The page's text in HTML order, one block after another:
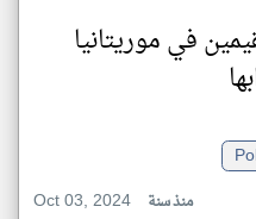
في موريتانيا
Oct 03, 2024
منذ سنة